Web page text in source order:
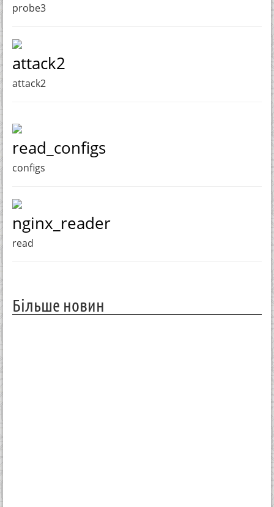
probe3
attack2
attack2
read_configs
configs
nginx_reader
read
Більше новин